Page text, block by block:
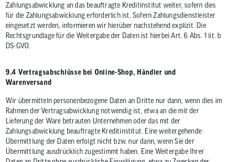
Zahlungsabwicklung an das beauftragte Kreditinstitut weiter, sofern dies
für die Zahlungsabwicklung erforderlich ist. Sofern Zahlungsdienstleister
eingesetzt werden, informieren wir hierüber nachstehend explizit. Die
Rechtsgrundlage für die Weitergabe der Daten ist hierbei Art. 6 Abs. 1 lit. b
DS-GVO.
9.4 Vertragsabschlüsse bei Online-Shop, Händler und
Warenversand
Wir übermitteln personenbezogene Daten an Dritte nur dann, wenn dies im
Rahmen der Vertragsabwicklung notwendig ist, etwa an die mit der
Lieferung der Ware betrauten Unternehmen oder das mit der
Zahlungsabwicklung beauftragte Kreditinstitut. Eine weitergehende
Übermittlung der Daten erfolgt nicht bzw. nur dann, wenn Sie der
Übermittlung ausdrücklich zugestimmt haben. Eine Weitergabe Ihrer